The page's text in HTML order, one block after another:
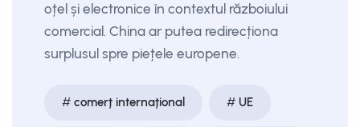
oțel și electronice în contextul războiului
comercial. China ar putea redirecționa
surplusul spre piețele europene.
comerț internațional UE